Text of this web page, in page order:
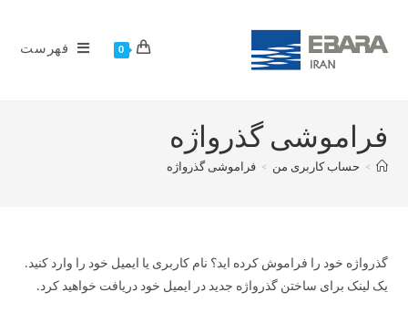
0 فهرست
فراموشی گذرواژه
> حساب کاربری من > فراموشی گذرواژه
گذرواژه خود را فراموش کرده اید؟ نام کاربری یا ایمیل خود را وارد کنید.
یک لینک برای ساختن گذرواژه جدید در ایمیل خود دریافت خواهید کرد.